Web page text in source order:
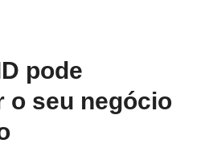
pode
o seu negócio